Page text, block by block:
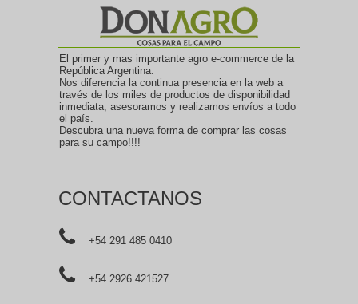
El primer y mas importante agro e-commerce de la
República Argentina.
Nos diferencia la continua presencia en la web a
través de los miles de productos de disponibilidad
inmediata, asesoramos y realizamos envíos a todo
el país.
Descubra una nueva forma de comprar las cosas
para su campo!!!!
CONTACTANOS
+54 291 485 0410
+54 2926 421527